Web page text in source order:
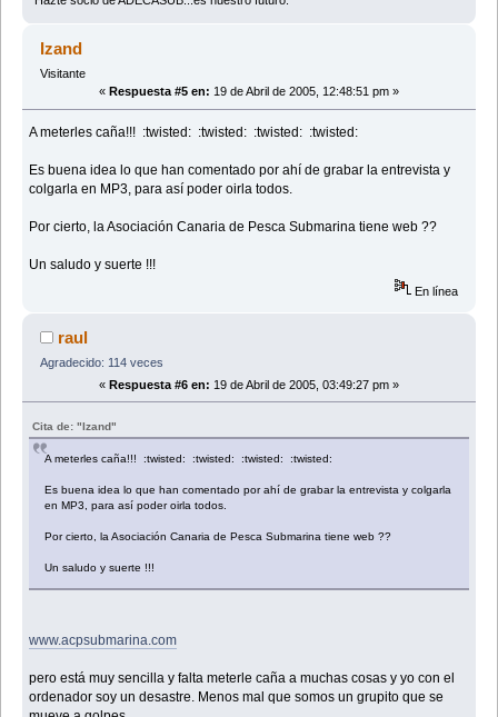
Izand
Visitante
« Respuesta #5 en: 19 de Abril de 2005, 12:48:51 pm »
A meterles caña!!! :twisted: :twisted: :twisted: :twisted:
Es buena idea lo que han comentado por ahí de grabar la entrevista y
colgarla en MP3, para así poder oirla todos.
Por cierto, la Asociación Canaria de Pesca Submarina tiene web ??
Un saludo y suerte !!!
En línea
raul
Agradecido: 114 veces
« Respuesta #6 en: 19 de Abril de 2005, 03:49:27 pm »
Cita de: "Izand"
A meterles caña!!! :twisted: :twisted: :twisted: :twisted:
Es buena idea lo que han comentado por ahí de grabar la entrevista y colgarla
en MP3, para así poder oirla todos.
Por cierto, la Asociación Canaria de Pesca Submarina tiene web ??
Un saludo y suerte !!!
www.acpsubmarina.com
pero está muy sencilla y falta meterle caña a muchas cosas y yo con el
ordenador soy un desastre. Menos mal que somos un grupito que se